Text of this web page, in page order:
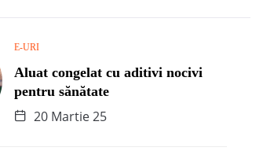
E-URI
Aluat congelat cu aditivi nocivi
pentru sănătate
20 Martie 25